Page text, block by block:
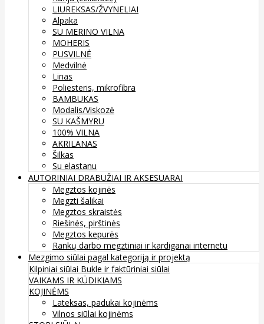
LIUREKSAS/ŽVYNELIAI
Alpaka
SU MERINO VILNA
MOHERIS
PUSVILNĖ
Medvilnė
Linas
Poliesteris, mikrofibra
BAMBUKAS
Modalis/Viskozė
SU KAŠMYRU
100% VILNA
AKRILANAS
Šilkas
Su elastanu
AUTORINIAI DRABUŽIAI IR AKSESUARAI
Megztos kojinės
Megzti šalikai
Megztos skraistės
Riešinės, pirštinės
Megztos kepurės
Rankų darbo megztiniai ir kardiganai internetu
Mezgimo siūlai pagal kategoriją ir projektą
Kilpiniai siūlai Bukle ir faktūriniai siūlai
VAIKAMS IR KŪDIKIAMS
KOJINĖMS
Lateksas, padukai kojinėms
Vilnos siūlai kojinėms